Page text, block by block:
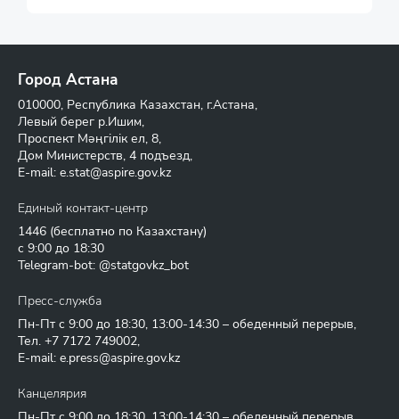
Город Астана
010000, Республика Казахстан, г.Астана,
Левый берег р.Ишим,
Проспект Мәңгілік ел, 8,
Дом Министерств, 4 подъезд,
E-mail: e.stat@aspire.gov.kz
Единый контакт-центр
1446 (бесплатно по Казахстану)
с 9:00 до 18:30
Telegram-bot: @statgovkz_bot
Пресс-служба
Пн-Пт с 9:00 до 18:30, 13:00-14:30 – обеденный перерыв,
Тел. +7 7172 749002,
E-mail: e.press@aspire.gov.kz
Канцелярия